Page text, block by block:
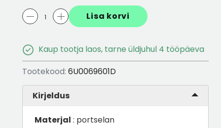
Lisa korvi
Kaup tootja laos, tarne üldjuhul 4 tööpäeva
Tootekood: 6U0069601D
Kirjeldus
Materjal : portselan